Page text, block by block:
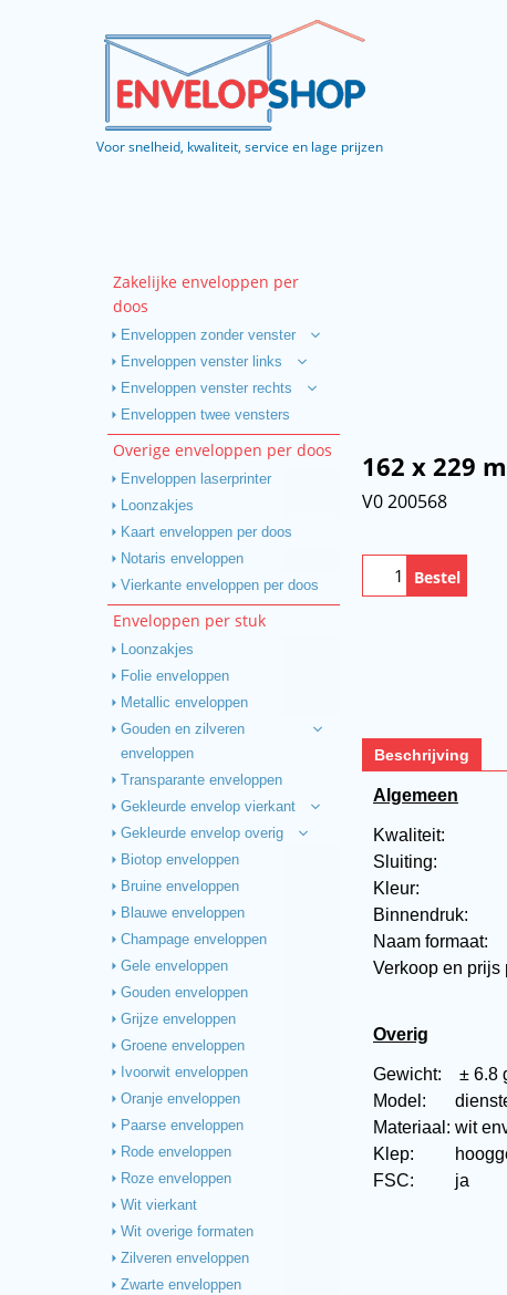
Voor snelheid, kwaliteit, service en lage prijzen
Zakelijke enveloppen per
doos
Enveloppen zonder venster
Enveloppen venster links
Enveloppen venster rechts
Enveloppen twee vensters
Overige enveloppen per doos
Enveloppen laserprinter
Loonzakjes
Kaart enveloppen per doos
Notaris enveloppen
Vierkante enveloppen per doos
Enveloppen per stuk
Loonzakjes
Folie enveloppen
Metallic enveloppen
Gouden en zilveren
enveloppen
Transparante enveloppen
Gekleurde envelop vierkant
Gekleurde envelop overig
Biotop enveloppen
Bruine enveloppen
Blauwe enveloppen
Champage enveloppen
Gele enveloppen
Gouden enveloppen
Grijze enveloppen
Groene enveloppen
Ivoorwit enveloppen
Oranje enveloppen
Paarse enveloppen
Rode enveloppen
Roze enveloppen
Wit vierkant
Wit overige formaten
Zilveren enveloppen
Zwarte enveloppen
162 x 229
V0 200568
Bestel
Beschrijving
Algemeen
Kwaliteit:
Sluiting:
Kleur:
Binnendruk:
Naam formaat:
Verkoop en prijs
Overig
Gewicht:
± 6.8
Model:
Materiaal: wit
Klep:
FSC:
ja